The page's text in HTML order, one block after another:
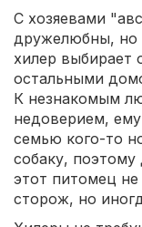
С хозяевами
дружелюбны, но
хилер выбирает
остальными
К незнакомым
недоверием,
семью кого-то
собаку,
этот питомец
сторож, но